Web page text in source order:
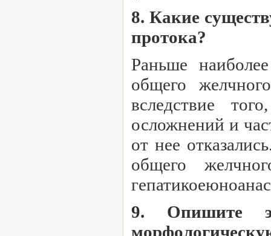
8. Какие
протока?
Раньше
общего
вследствие
осложнений и
от нее
общего
9. Опишите